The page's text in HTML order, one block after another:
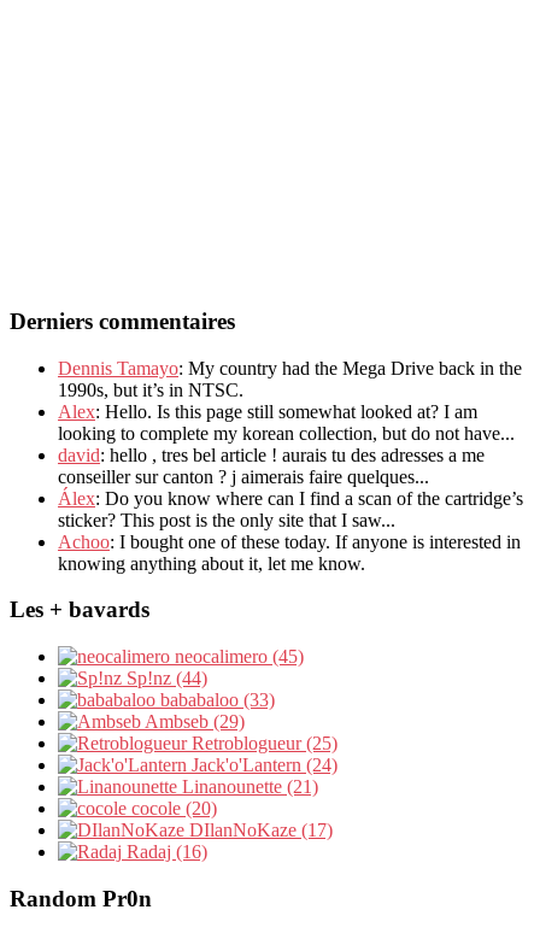
Derniers commentaires
Dennis Tamayo: My country had the Mega Drive back in the
1990s, but it’s in NTSC.
Alex: Hello. Is this page still somewhat looked at? I am
looking to complete my korean collection, but do not have...
david: hello , tres bel article ! aurais tu des adresses a me
conseiller sur canton ? j aimerais faire quelques...
Álex: Do you know where can I find a scan of the cartridge’s
sticker? This post is the only site that I saw...
Achoo: I bought one of these today. If anyone is interested in
knowing anything about it, let me know.
Les + bavards
neocalimero (45)
Sp!nz (44)
bababaloo (33)
Ambseb (29)
Retroblogueur (25)
Jack'o'Lantern (24)
Linanounette (21)
cocole (20)
DIlanNoKaze (17)
Radaj (16)
Random Pr0n